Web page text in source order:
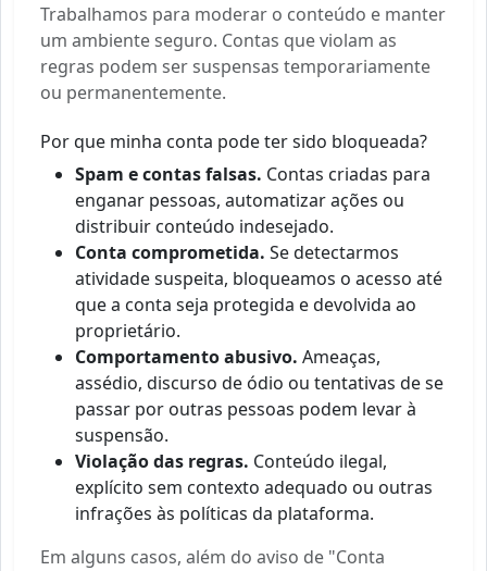
Trabalhamos para moderar o conteúdo e manter
um ambiente seguro. Contas que violam as
regras podem ser suspensas temporariamente
ou permanentemente.
Por que minha conta pode ter sido bloqueada?
Spam e contas falsas. Contas criadas para
enganar pessoas, automatizar ações ou
distribuir conteúdo indesejado.
Conta comprometida. Se detectarmos
atividade suspeita, bloqueamos o acesso até
que a conta seja protegida e devolvida ao
proprietário.
Comportamento abusivo. Ameaças,
assédio, discurso de ódio ou tentativas de se
passar por outras pessoas podem levar à
suspensão.
Violação das regras. Conteúdo ilegal,
explícito sem contexto adequado ou outras
infrações às políticas da plataforma.
Em alguns casos, além do aviso de "Conta